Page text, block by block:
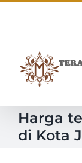
Harga
di Kota